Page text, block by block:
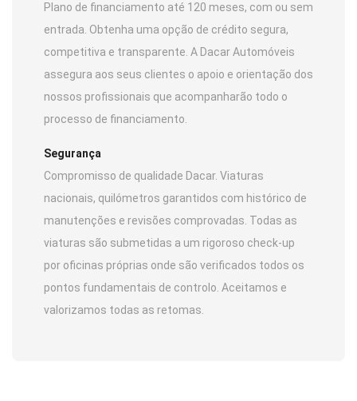
Plano de financiamento até 120 meses, com ou sem
entrada. Obtenha uma opção de crédito segura,
competitiva e transparente. A Dacar Automóveis
assegura aos seus clientes o apoio e orientação dos
nossos profissionais que acompanharão todo o
processo de financiamento.
Segurança
Compromisso de qualidade Dacar. Viaturas
nacionais, quilómetros garantidos com histórico de
manutenções e revisões comprovadas. Todas as
viaturas são submetidas a um rigoroso check-up
por oficinas próprias onde são verificados todos os
pontos fundamentais de controlo. Aceitamos e
valorizamos todas as retomas.